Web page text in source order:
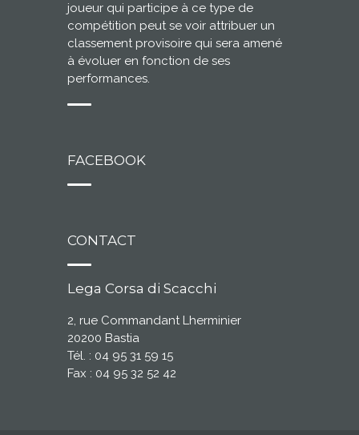
joueur qui participe à ce type de
compétition peut se voir attribuer un
classement provisoire qui sera amené
à évoluer en fonction de ses
performances.
FACEBOOK
CONTACT
Lega Corsa di Scacchi
2, rue Commandant Lherminier
20200 Bastia
Tél. : 04 95 31 59 15
Fax : 04 95 32 52 42